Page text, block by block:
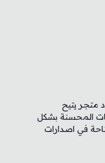
متجر يتيح
المحسنة بشكل
في اصدارات